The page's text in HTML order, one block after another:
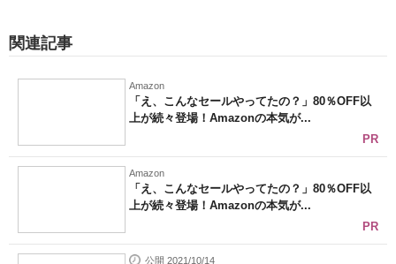
関連記事
Amazon
「え、こんなセールやってたの？」80％OFF以
上が続々登場！Amazonの本気が...
PR
Amazon
「え、こんなセールやってたの？」80％OFF以
上が続々登場！Amazonの本気が...
PR
公開 2021/10/14